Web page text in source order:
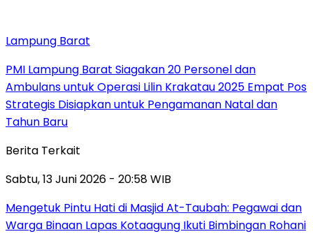
Lampung Barat
PMI Lampung Barat Siagakan 20 Personel dan
Ambulans untuk Operasi Lilin Krakatau 2025 Empat Pos
Strategis Disiapkan untuk Pengamanan Natal dan
Tahun Baru
Berita Terkait
Sabtu, 13 Juni 2026 - 20:58 WIB
Mengetuk Pintu Hati di Masjid At-Taubah: Pegawai dan
Warga Binaan Lapas Kotaagung Ikuti Bimbingan Rohani